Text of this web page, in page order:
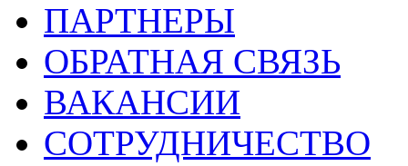
ПАРТНЕРЫ
ОБРАТНАЯ СВЯЗЬ
ВАКАНСИИ
СОТРУДНИЧЕСТВО